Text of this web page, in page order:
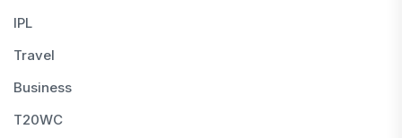
IPL
Travel
Business
T20WC